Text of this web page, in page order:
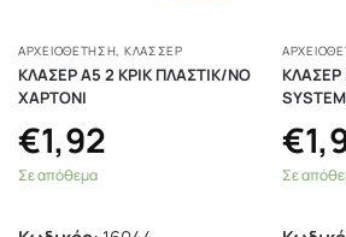
ΑΡΧΕΙΟΘΕΤΗΣΗ, ΚΛΑΣΣΈΡ
ΚΛΑΣΕΡ Α5 2 ΚΡΙΚ ΠΛΑΣΤΙΚ/ΝΟ
ΧΑΡΤΟΝΙ
€1,92
Σε απόθεμα
ΚΛΑΣΕΡ
€
Σε